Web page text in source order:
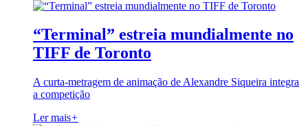
“Terminal” estreia mundialmente no
TIFF de Toronto
A curta-metragem de animação de Alexandre Siqueira integra
a competição
Ler mais+